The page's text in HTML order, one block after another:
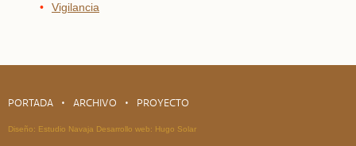
Vigilancia
PORTADA ARCHIVO PROYECTO
Diseño: Estudio Navaja Desarrollo web: Hugo Solar